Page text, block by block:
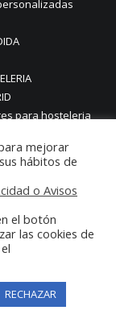
para hosteleria
PISOS CON
VIVIENDAS
MEDIDA
mejorar
hábitos de
o Avisos
el botón
las cookies de
RECHAZAR